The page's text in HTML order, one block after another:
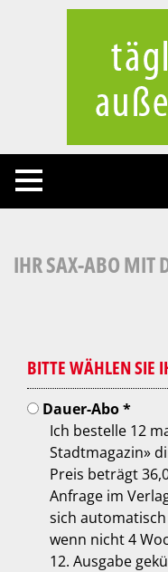
IHR SAX-ABO MIT
BITTE WÄHLEN SIE
Dauer-Abo *
Ich bestelle 12
Stadtmagazin»
Preis beträgt
Anfrage im
sich automatisch um weitere 12 Ausgaben,
wenn nicht 4
12. Ausgabe
Cookies management